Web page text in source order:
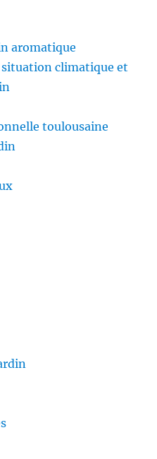
aromatique
situation climatique et
toulousaine